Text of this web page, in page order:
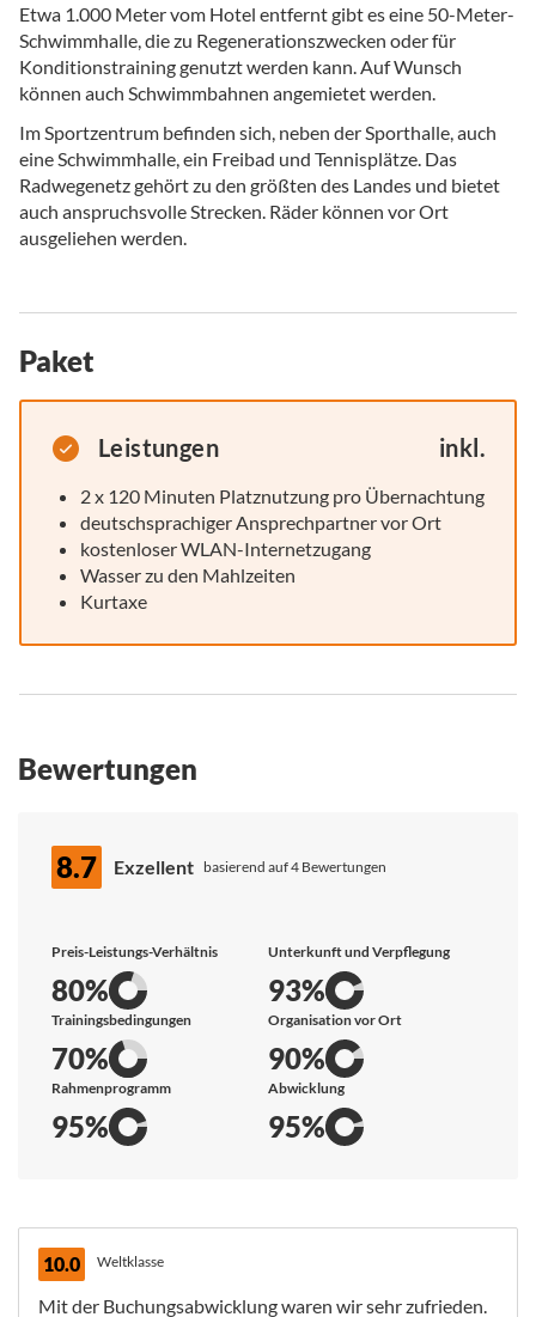
Etwa 1.000 Meter vom Hotel entfernt gibt es eine 50-Meter-
Schwimmhalle, die zu Regenerationszwecken oder für
Konditionstraining genutzt werden kann. Auf Wunsch
können auch Schwimmbahnen angemietet werden.
Im Sportzentrum befinden sich, neben der Sporthalle, auch
eine Schwimmhalle, ein Freibad und Tennisplätze. Das
Radwegenetz gehört zu den größten des Landes und bietet
auch anspruchsvolle Strecken. Räder können vor Ort
ausgeliehen werden.
Paket
Leistungen inkl.
2 x 120 Minuten Platznutzung pro Übernachtung
deutschsprachiger Ansprechpartner vor Ort
kostenloser WLAN-Internetzugang
Wasser zu den Mahlzeiten
Kurtaxe
Bewertungen
8.7 Exzellent basierend auf 4 Bewertungen
Preis-Leistungs-Verhältnis
80%
Unterkunft und Verpflegung
93%
Trainingsbedingungen
70%
Organisation vor Ort
90%
Rahmenprogramm
95%
Abwicklung
95%
10.0 Weltklasse
Mit der Buchungsabwicklung waren wir sehr zufrieden.